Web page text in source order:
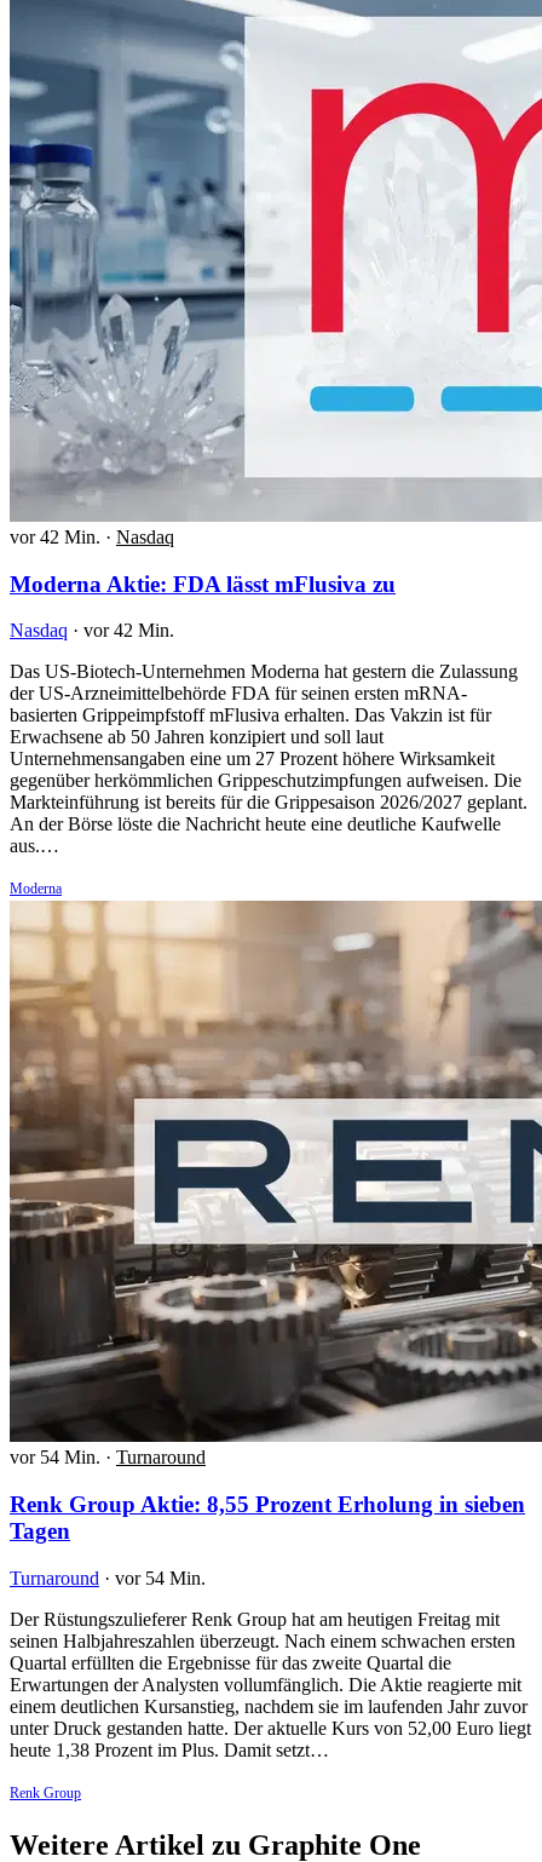
vor 42 Min. · Nasdaq
Moderna Aktie: FDA lässt mFlusiva zu
Nasdaq · vor 42 Min.
Das US-Biotech-Unternehmen Moderna hat gestern die Zulassung
der US-Arzneimittelbehörde FDA für seinen ersten mRNA-
basierten Grippeimpfstoff mFlusiva erhalten. Das Vakzin ist für
Erwachsene ab 50 Jahren konzipiert und soll laut
Unternehmensangaben eine um 27 Prozent höhere Wirksamkeit
gegenüber herkömmlichen Grippeschutzimpfungen aufweisen. Die
Markteinführung ist bereits für die Grippesaison 2026/2027 geplant.
An der Börse löste die Nachricht heute eine deutliche Kaufwelle
aus.…
Moderna
vor 54 Min. · Turnaround
Renk Group Aktie: 8,55 Prozent Erholung in sieben
Tagen
Turnaround · vor 54 Min.
Der Rüstungszulieferer Renk Group hat am heutigen Freitag mit
seinen Halbjahreszahlen überzeugt. Nach einem schwachen ersten
Quartal erfüllten die Ergebnisse für das zweite Quartal die
Erwartungen der Analysten vollumfänglich. Die Aktie reagierte mit
einem deutlichen Kursanstieg, nachdem sie im laufenden Jahr zuvor
unter Druck gestanden hatte. Der aktuelle Kurs von 52,00 Euro liegt
heute 1,38 Prozent im Plus. Damit setzt…
Renk Group
Weitere Artikel zu Graphite One